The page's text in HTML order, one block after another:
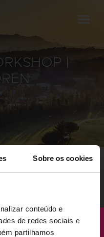
Sobre os cookies
conteúdo e
de redes sociais e
partilhamos
|
SOON